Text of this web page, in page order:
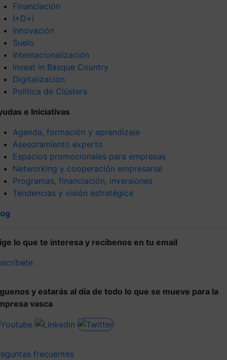
Financiación
I+D+i
Innovación
Suelo
Internacionalización
Invest in Basque Country
Digitalización
Política de Clústers
e Iniciativas
Agenda, formación y aprendizaje
Asesoramiento experto
Espacios promocionales para empresas
Networking y cooperación empresarial
Programas, financiación, inversiones
Tendencias y visión estratégica
lo que te interesa y recíbenos en tu email
y estarás al día de todo lo que se mueve para la
vasca
frecuentes